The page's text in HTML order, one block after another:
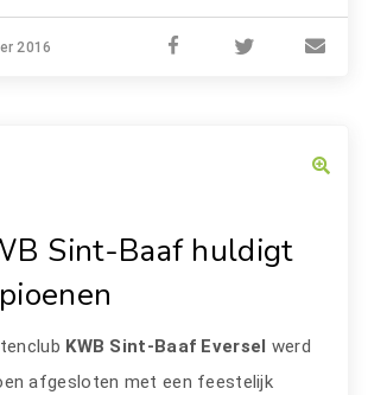
2016
Sint-Baaf huldigt
KWB Sint-Baaf Eversel werd
afgesloten met een feestelijk